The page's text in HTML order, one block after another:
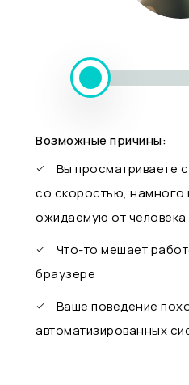
Возможные причины:
Вы просматриваете
со скоростью,
ожидаемую от человека
Что-то мешает
браузере
Ваше поведение
автоматизированных